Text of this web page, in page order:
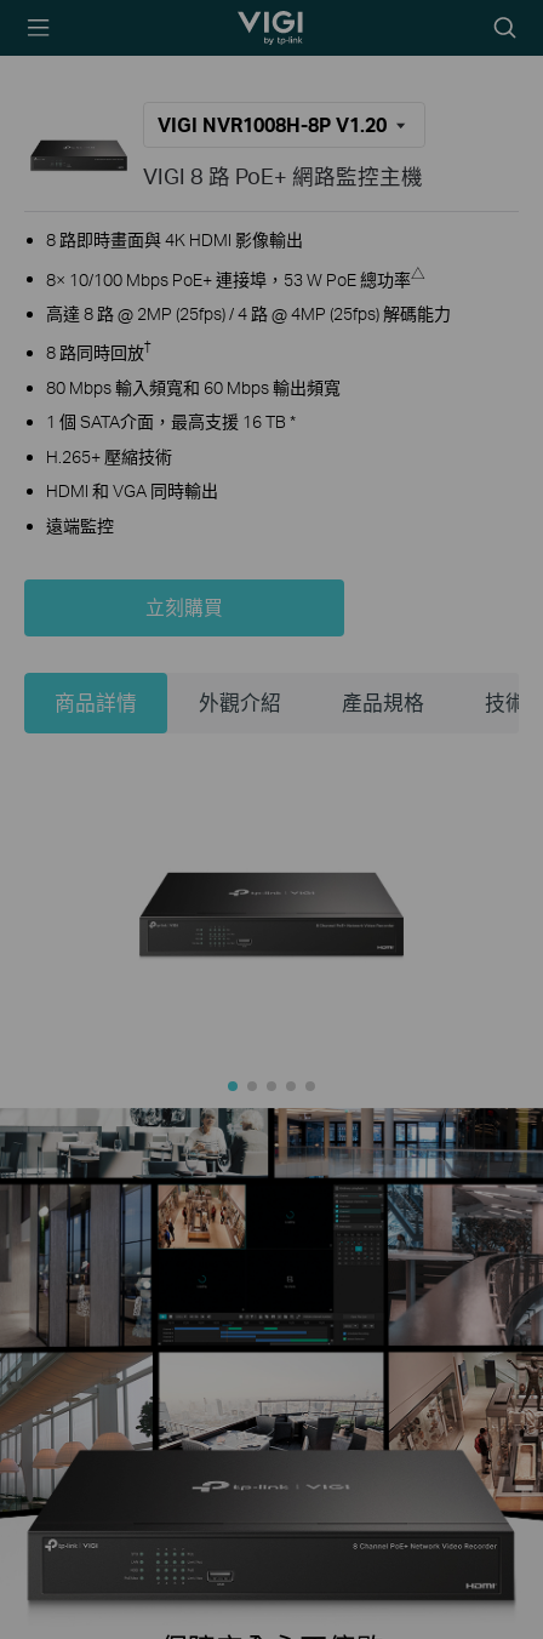
TP-Link, Reliably
icon
VIGI NVR1008H-8P V1.20
VIGI 8 路 PoE+ 網路監控主機
8 路即時畫面與 4K HDMI 影像輸出
8× 10/100 Mbps PoE+ 連接埠，53 W PoE 總功率△
高達 8 路 @ 2MP (25fps) / 4 路 @ 4MP (25fps) 解碼能力
8 路同時回放†
80 Mbps 輸入頻寬和 60 Mbps 輸出頻寬
1 個 SATA介面，最高支援 16 TB *
H.265+ 壓縮技術
HDMI 和 VGA 同時輸出
遠端監控
立刻購買
商品詳情 外觀介紹 產品規格 技術